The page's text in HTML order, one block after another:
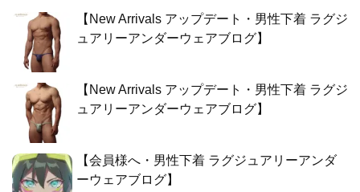
【New Arrivals アップデート・男性下着 ラグジ
ュアリーアンダーウェアブログ】
【New Arrivals アップデート・男性下着 ラグジ
ュアリーアンダーウェアブログ】
【会員様へ・男性下着 ラグジュアリーアンダ
ーウェアブログ】